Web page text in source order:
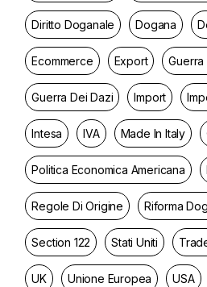
Diritto Doganale Dogana
Ecommerce Export Guerra
Guerra Dei Dazi Import
Intesa IVA Made In Italy
Politica Economica Americana
Regole Di Origine Riforma
Section 122 Stati Uniti
UK Unione Europea USA